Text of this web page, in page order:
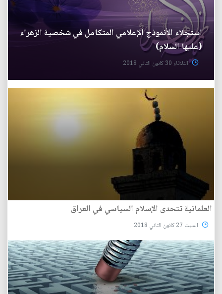
استجلاء الأنموذج الإعلامي المتكامل في شخصية الزهراء
(عليها السلام)
الثلاثاء 30 كانون الثاني 2018
العلمانية تتحدى الإسلام السياسي في العراق
السبت 27 كانون الثاني 2018